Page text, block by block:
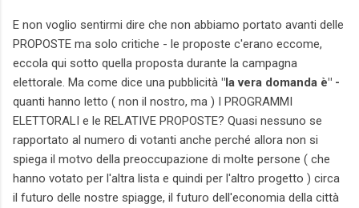
E non voglio sentirmi dire che non abbiamo portato avanti delle
PROPOSTE ma solo critiche - le proposte c'erano eccome,
eccola qui sotto quella proposta durante la campagna
elettorale. Ma come dice una pubblicità "la vera domanda è" -
quanti hanno letto ( non il nostro, ma ) I PROGRAMMI
ELETTORALI e le RELATIVE PROPOSTE? Quasi nessuno se
rapportato al numero di votanti anche perché allora non si
spiega il motvo della preoccupazione di molte persone ( che
hanno votato per l'altra lista e quindi per l'altro progetto ) circa
il futuro delle nostre spiagge, il futuro dell'economia della città